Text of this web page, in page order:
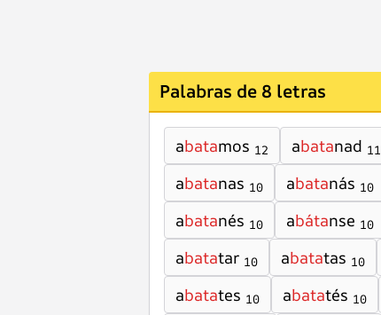
Palabras de 8 letras
abatamos 12 abatanad 11
abatanas 10 abatanás 10
abatanés 10 abátanse 10
abatatar 10 abatatas 10
abatates 10 abatatés 10